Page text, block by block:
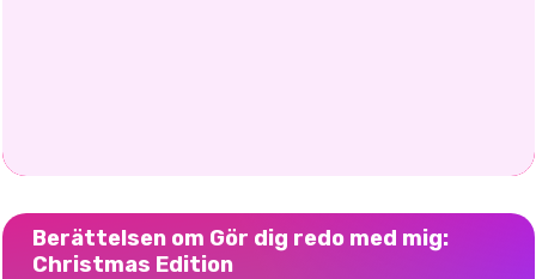
Berättelsen om Gör dig redo med mig:
Christmas Edition